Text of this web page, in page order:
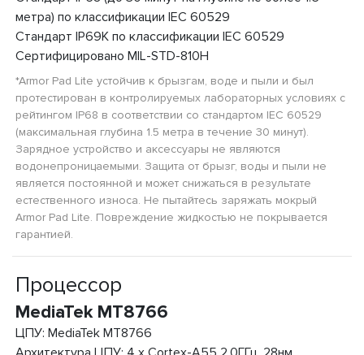
метра) по классификации IEC 60529
Стандарт IP69K по классификации IEC 60529
Сертифицировано MIL-STD-810H
*Armor Pad Lite устойчив к брызгам, воде и пыли и был
протестирован в контролируемых лабораторных условиях с
рейтингом IP68 в соответствии со стандартом IEC 60529
(максимальная глубина 1.5 метра в течение 30 минут).
Зарядное устройство и аксессуары не являются
водонепроницаемыми. Защита от брызг, воды и пыли не
является постоянной и может снижаться в результате
естественного износа. Не пытайтесь заряжать мокрый
Armor Pad Lite. Повреждение жидкостью не покрывается
гарантией.
Процессор
MediaTek MT8766
ЦПУ: MediaTek MT8766